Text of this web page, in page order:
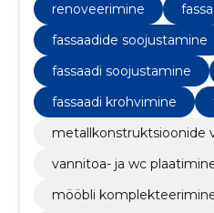
renoveerimine
fassaadide soojustamine
fassaadi soojustamine
fassaadi krohvimine
metallkonstruktsioonide
vannitoa- ja wc
mööbli